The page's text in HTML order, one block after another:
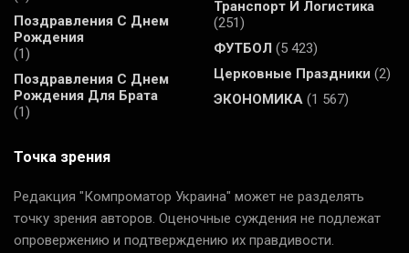
Поздравления С Днем
Рождения
(1)
Поздравления С Днем
Рождения Для Брата
(1)
Транспорт И Логистика
(251)
ФУТБОЛ (5 423)
Церковные Праздники (2)
ЭКОНОМИКА (1 567)
Точка зрения
Редакция "Компроматор Украина" может не разделять
точку зрения авторов. Оценочные суждения не подлежат
опровержению и подтверждению их правдивости.